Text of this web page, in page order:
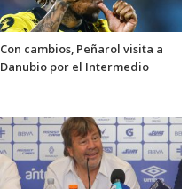
Con cambios, Peñarol visita a
Danubio por el Intermedio